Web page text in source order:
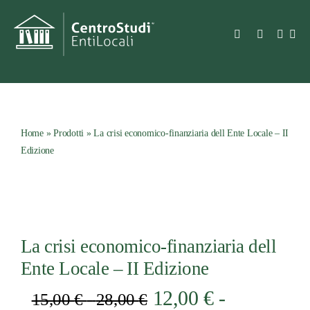
contenuto
Toggle
Notizie e bandi
Home»Prodotti »La crisi economico-finanziaria dell Ente Locale – II
Edizione
La crisi economico-finanziaria dell
Ente Locale – II Edizione
15,00€ - 28,00€ Fascia
12,00 € -